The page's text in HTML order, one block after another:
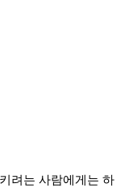
려는 사람에게는 하